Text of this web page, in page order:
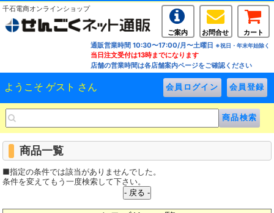
千石電商オンラインショップ
ご案内 お問合せ
カート
通販営業時間 10:30〜17:00/月〜土曜日 ※祝日・年末年始除く
当日注文受付は13時までになります
店舗の営業時間は各店舗案内ページをご確認ください
ようこそ ゲスト さん
商品一覧
■指定の条件では該当がありませんでした。
条件を変えてもう一度検索して下さい。